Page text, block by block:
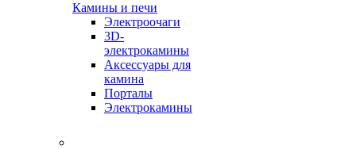
Камины и печи
Электроочаги
3D-
электрокамины
Аксессуары для
камина
Порталы
Электрокамины